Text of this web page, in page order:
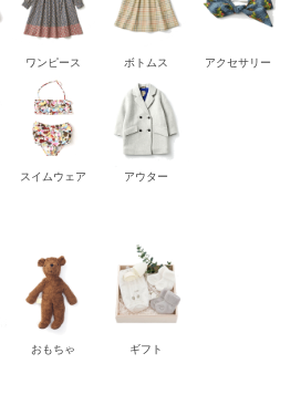
ワンピース ボトムス アクセサリー
スイムウェア アウター
おもちゃ ギフト